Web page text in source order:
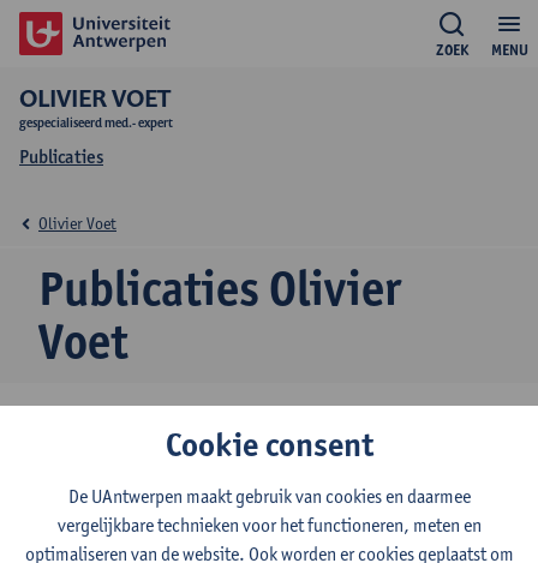
MENU
ZOEK
OLIVIER VOET
gespecialiseerd med.- expert
Publicaties
Publicaties Olivier
Voet
Olivier Voet
Selecting optimal carbon inks for fabricating high-
electroanalytical applications
Journal of electroanalytical chemistry : an international journal
Cookie consent
De UAntwerpen maakt gebruik van cookies en daarmee
vergelijkbare technieken voor het functioneren, meten en
optimaliseren van de website. Ook worden er cookies geplaatst om